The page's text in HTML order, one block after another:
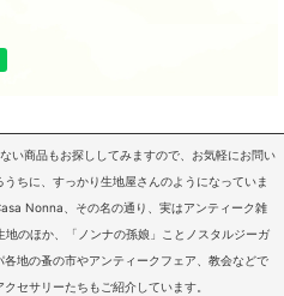
い商品もお探ししてみますので、お気軽にお問い
ちに、すっかり生地屋さんのようになっていま
Nonna、その名の通り、実はアンティーク雑
のほか、「ノンナの孫娘」ことノスタルジーガ
地の蚤の市やアンティークフェア、教会などで
セサリーたちもご紹介しています。